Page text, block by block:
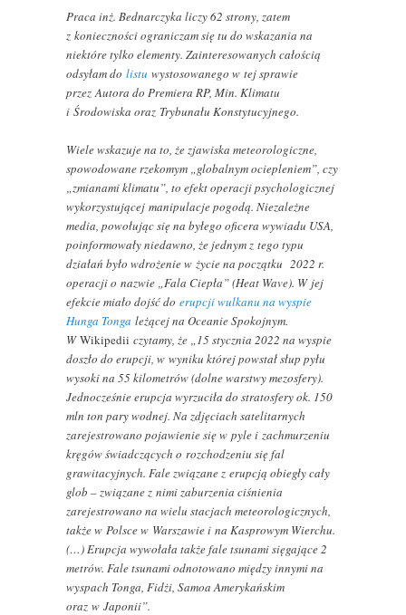
Praca inż. Bednarczyka liczy 62 strony, zatem
z konieczności ograniczam się tu do wskazania na
niektóre tylko elementy. Zainteresowanych całością
odsyłam dolistu wystosowanego w tej sprawie
przez Autora do Premiera RP, Min. Klimatu
i Środowiska oraz Trybunału Konstytucyjnego.
Wiele wskazuje na to, że zjawiska meteorologiczne,
spowodowane rzekomym „globalnym ociepleniem”, czy
„zmianami klimatu”, to efekt operacji psychologicznej
wykorzystującej manipulacje pogodą. Niezależne
media, powołując się na byłego oficera wywiadu USA,
poinformowały niedawno, że jednym z tego typu
działań było wdrożenie w życie na początku 2022 r.
operacji o nazwie „Fala Ciepła” (Heat Wave). W jej
efekcie miało dojść doerupcji wulkanu na wyspie
Hunga Tonga leżącej na Oceanie Spokojnym.
WWikipediiczytamy, że „15 stycznia 2022 na wyspie
doszło do erupcji, w wyniku której powstał słup pyłu
wysoki na 55 kilometrów (dolne warstwy mezosfery).
Jednocześnie erupcja wyrzuciła do stratosfery ok. 150
mln ton pary wodnej. Na zdjęciach satelitarnych
zarejestrowano pojawienie się w pyle i zachmurzeniu
kręgów świadczących o rozchodzeniu się fal
grawitacyjnych. Fale związane z erupcją obiegły cały
glob – związane z nimi zaburzenia ciśnienia
zarejestrowano na wielu stacjach meteorologicznych,
także w Polsce w Warszawie i na Kasprowym Wierchu.
(…) Erupcja wywołała także fale tsunami sięgające 2
metrów. Fale tsunami odnotowano między innymi na
wyspach Tonga, Fidżi, Samoa Amerykańskim
oraz w Japonii”.